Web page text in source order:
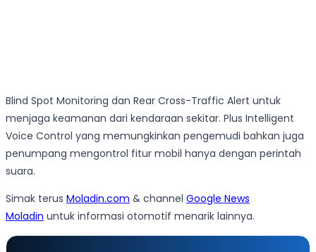
Blind Spot Monitoring dan Rear Cross-Traffic Alert untuk
menjaga keamanan dari kendaraan sekitar. Plus Intelligent
Voice Control yang memungkinkan pengemudi bahkan juga
penumpang mengontrol fitur mobil hanya dengan perintah
suara.
Simak terus Moladin.com & channel Google News
Moladin untuk informasi otomotif menarik lainnya.